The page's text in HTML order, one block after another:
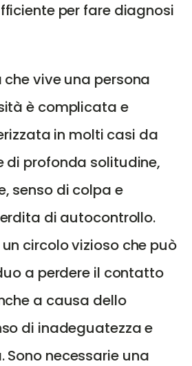
per fare diagnosi
vive una persona
è complicata e
in molti casi da
di profonda solitudine,
senso di colpa e
di autocontrollo.
circolo vizioso che può
a perdere il contatto
a causa dello
di inadeguatezza e
Sono necessarie una